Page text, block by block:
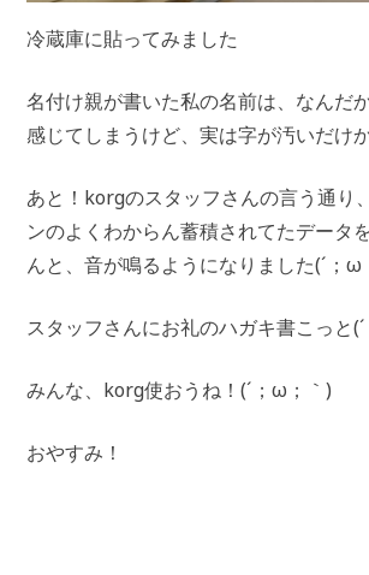
冷蔵庫に貼ってみました
名付け親が書いた私の名前は、なんだ
感じてしまうけど、実は字が汚いだけ
あと！korgのスタッフさんの言う通り
ンのよくわからん蓄積されてたデータ
んと、音が鳴るようになりました(⁠´⁠；⁠ω⁠
スタッフさんにお礼のハガキ書こっと
みんな、korg使おうね！(⁠´⁠；⁠ω⁠；⁠｀⁠)
おやすみ！